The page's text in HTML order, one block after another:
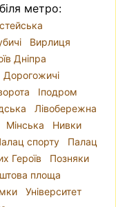
недорого
—купити
- чи
плану
- а чи
вам за усіма
перевірити
та
метро:
Вирлиця
Дніпра
Дорогожичі
Іподром
Лівобережна
Мінська
Нивки
спорту
Палац
Героїв
Позняки
площа
Університет